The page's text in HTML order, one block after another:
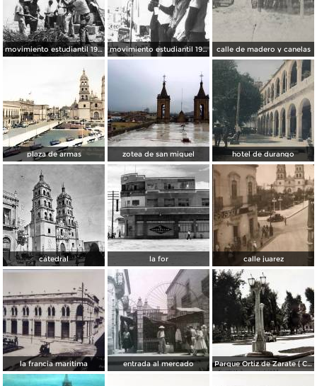
movimiento estudiantil 1966 movimiento estudiantil 1966 calle de madero y canelas
plaza de armas zotea de san miguel hotel de durango
catedral la for calle juarez
la francia maritima entrada al mercado Parque Ortiz de Zarate ( Circulada el 21 de Marzo de 1937 ).